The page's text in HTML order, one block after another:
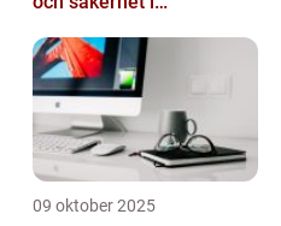
09 oktober 2025